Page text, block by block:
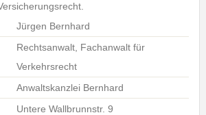
Jürgen Bernhard
Rechtsanwalt, Fachanwalt für
Verkehrsrecht
Anwaltskanzlei Bernhard
Untere Wallbrunnstr. 9